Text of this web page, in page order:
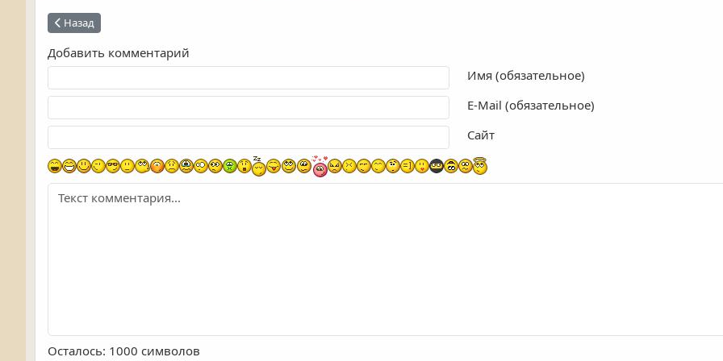
Предыдущий: Парк им. Дзержинского
Назад
Добавить комментарий
Имя (обязательное)
E-Mail (обязательное)
Сайт
Осталось: 1000 символов